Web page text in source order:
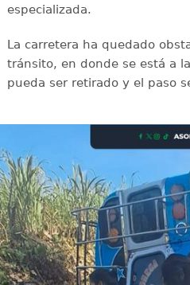
especializada.
La carretera ha quedado
tránsito, en donde se está a
pueda ser retirado y el paso